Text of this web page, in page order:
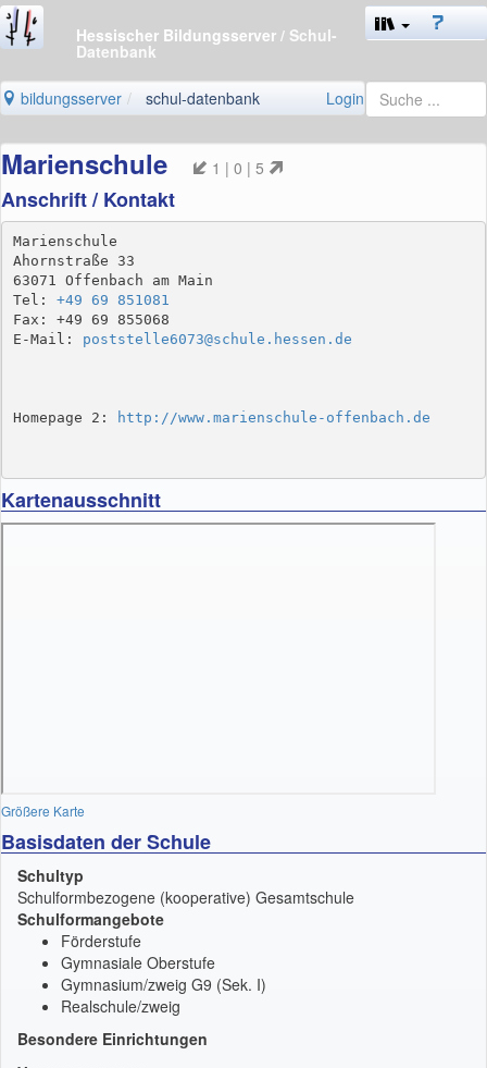
Hessischer Bildungsserver / Schul-
Datenbank
bildungsserver schul-datenbank Login
Marienschule 1 | 0 | 5
Anschrift / Kontakt
Marienschule
Ahornstraße 33
63071 Offenbach am Main
Tel: +49 69 851081
Fax: +49 69 855068
E-Mail: poststelle6073@schule.hessen.de
Homepage 2: http://www.marienschule-offenbach.de
Kartenausschnitt
Größere Karte
Basisdaten der Schule
Schultyp
Schulformbezogene (kooperative) Gesamtschule
Schulformangebote
Förderstufe
Gymnasiale Oberstufe
Gymnasium/zweig G9 (Sek. I)
Realschule/zweig
Besondere Einrichtungen